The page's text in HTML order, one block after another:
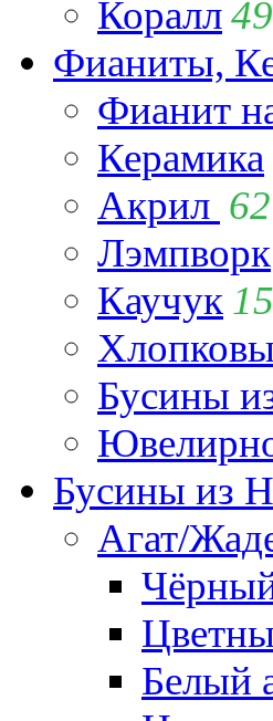
Коралл49
Фианиты,
Фианит
Керамика
Акрил 62
Лэмпворк
Каучук 15
Бусины
Бусины из
Агат/
Белый